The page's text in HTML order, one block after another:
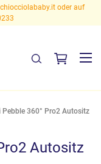
oder auf
Pebble 360° Pro2 Autositz
Autositz